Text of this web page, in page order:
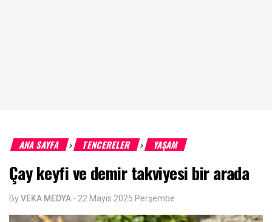
ANA SAYFA › TENCERELER › YAŞAM
Çay keyfi ve demir takviyesi bir arada
ByVEKA MEDYA - 22 Mayıs 2025 Perşembe